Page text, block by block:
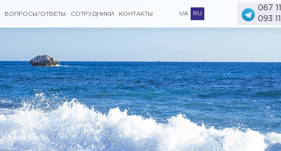
ВОПРОСЫ/ОТВЕТЫ СОТРУДНИКИ КОНТАКТЫ
067
093
UA RU